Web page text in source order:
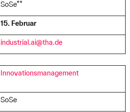
SoSe**
15. Februar
industrial.ai@tha.de
Innovationsmanagement
SoSe